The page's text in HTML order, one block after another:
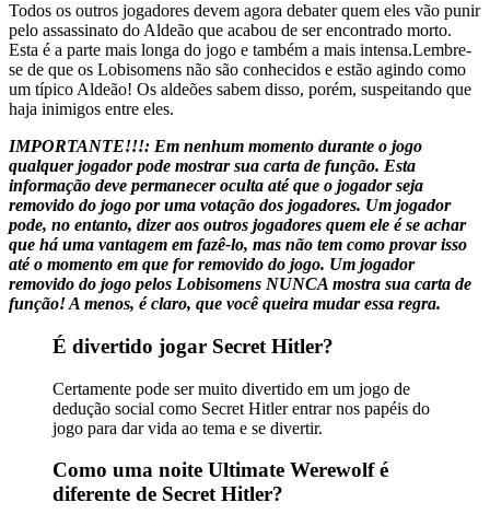
Todos os outros jogadores devem agora debater quem eles vão punir
pelo assassinato do Aldeão que acabou de ser encontrado morto.
Esta é a parte mais longa do jogo e também a mais intensa.Lembre-
se de que os Lobisomens não são conhecidos e estão agindo como
um típico Aldeão! Os aldeões sabem disso, porém, suspeitando que
haja inimigos entre eles.
IMPORTANTE!!!: Em nenhum momento durante o jogo
qualquer jogador pode mostrar sua carta de função. Esta
informação deve permanecer oculta até que o jogador seja
removido do jogo por uma votação dos jogadores. Um jogador
pode, no entanto, dizer aos outros jogadores quem ele é se achar
que há uma vantagem em fazê-lo, mas não tem como provar isso
até o momento em que for removido do jogo. Um jogador
removido do jogo pelos Lobisomens NUNCA mostra sua carta de
função! A menos, é claro, que você queira mudar essa regra.
É divertido jogar Secret Hitler?
Certamente pode ser muito divertido em um jogo de
dedução social como Secret Hitler entrar nos papéis do
jogo para dar vida ao tema e se divertir.
Como uma noite Ultimate Werewolf é
diferente de Secret Hitler?